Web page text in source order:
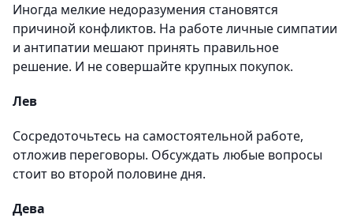
Иногда мелкие недоразумения становятся
причиной конфликтов. На работе личные симпатии
и антипатии мешают принять правильное
решение. И не совершайте крупных покупок.
Лев
Сосредоточьтесь на самостоятельной работе,
отложив переговоры. Обсуждать любые вопросы
стоит во второй половине дня.
Дева